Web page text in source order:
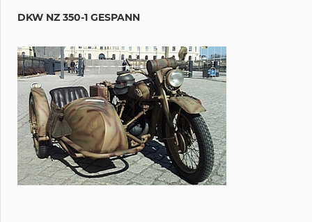
DKW NZ 350-1 GESPANN